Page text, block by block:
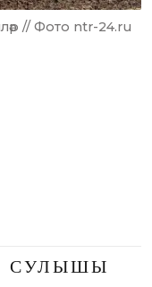
// Фото ntr-24.ru
СУЛЫШЫ